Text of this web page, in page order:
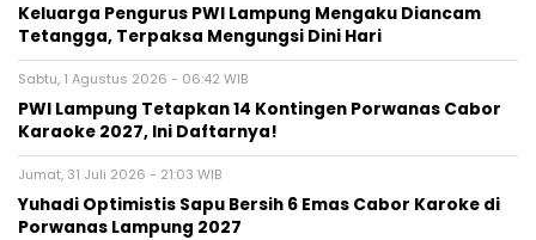
Keluarga Pengurus PWI Lampung Mengaku Diancam
Tetangga, Terpaksa Mengungsi Dini Hari
Sabtu, 1 Agustus 2026 - 06:42 WIB
PWI Lampung Tetapkan 14 Kontingen Porwanas Cabor
Karaoke 2027, Ini Daftarnya!
Jumat, 31 Juli 2026 - 21:03 WIB
Yuhadi Optimistis Sapu Bersih 6 Emas Cabor Karoke di
Porwanas Lampung 2027